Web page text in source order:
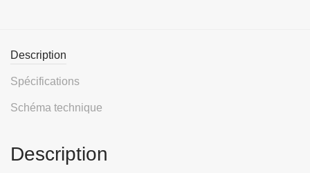
Description
Spécifications
Schéma technique
Description